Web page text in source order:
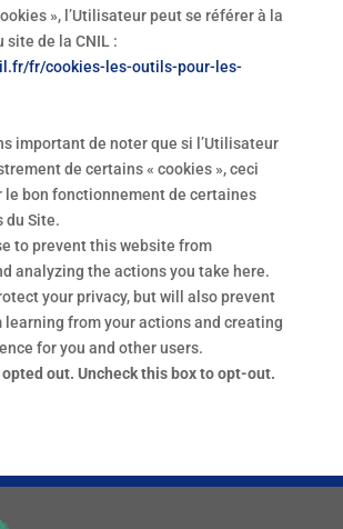
», l’Utilisateur peut se référer à la
site de la CNIL :
fr/cookies-les-outils-pour-les-
important de noter que si l’Utilisateur
de certains « cookies », ceci
le bon fonctionnement de certaines
du Site.
to prevent this website from
analyzing the actions you take here.
your privacy, but will also prevent
learning from your actions and creating
for you and other users.
out. Uncheck this box to opt-out.